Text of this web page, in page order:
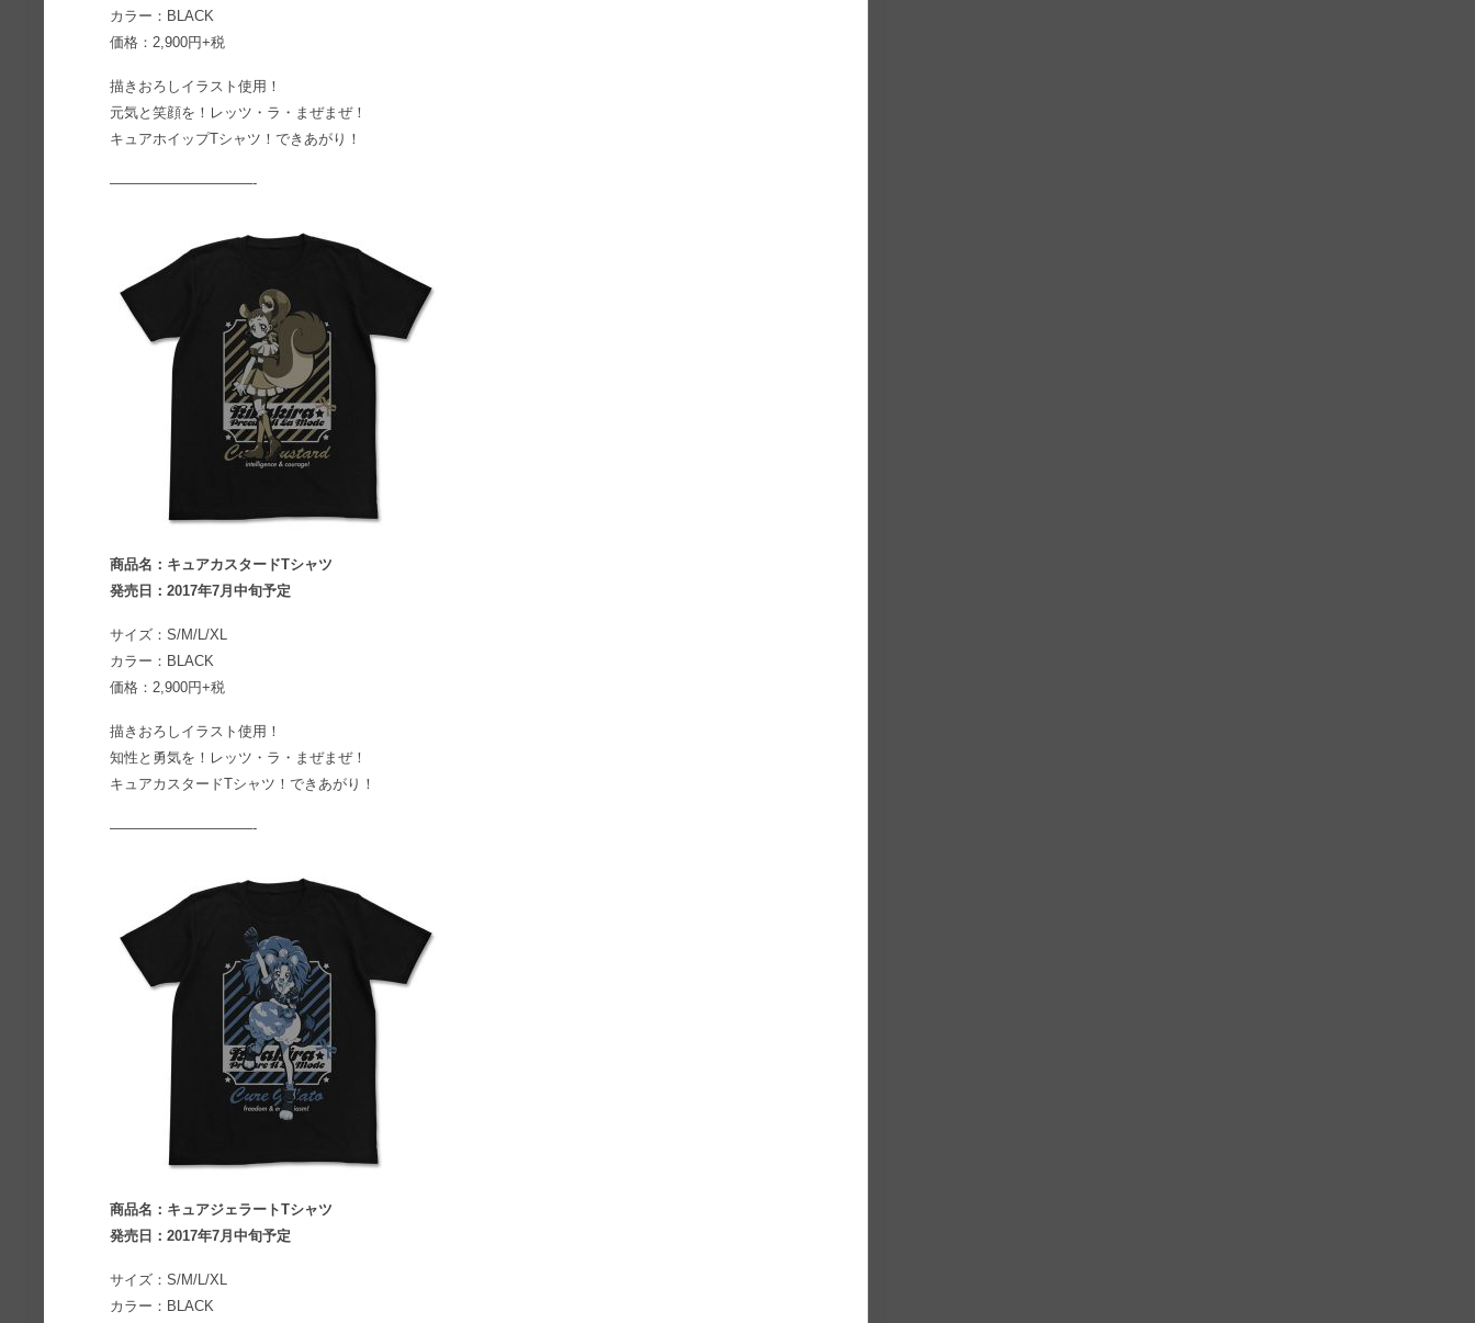
カラー：BLACK
価格：2,900円+税
描きおろしイラスト使用！
元気と笑顔を！レッツ・ラ・まぜまぜ！
キュアホイップTシャツ！できあがり！
——————————-
商品名：キュアカスタードTシャツ
発売日：2017年7月中旬予定
サイズ：S/M/L/XL
カラー：BLACK
価格：2,900円+税
描きおろしイラスト使用！
知性と勇気を！レッツ・ラ・まぜまぜ！
キュアカスタードTシャツ！できあがり！
——————————-
商品名：キュアジェラートTシャツ
発売日：2017年7月中旬予定
サイズ：S/M/L/XL
カラー：BLACK